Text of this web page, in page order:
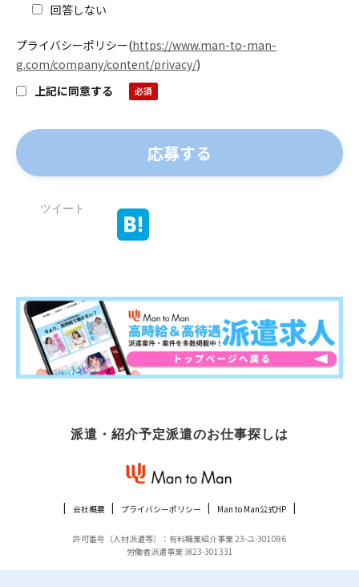
回答しない
プライバシーポリシー(https://www.man-to-man-
g.com/company/content/privacy/)
上記に同意する
ツイート
派遣・紹介予定派遣のお仕事探しは
会社概要 プライバシーポリシー Man to Man公式HP
許可番号（人材派遣等）：有料職業紹介事業 23-ユ-301086
労働者派遣事業 派23-301331